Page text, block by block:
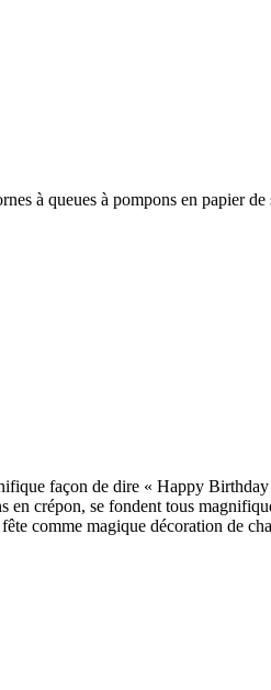
à queues à pompons en papier
façon de dire « Happy
en crépon, se fondent tous
comme magique décoration de